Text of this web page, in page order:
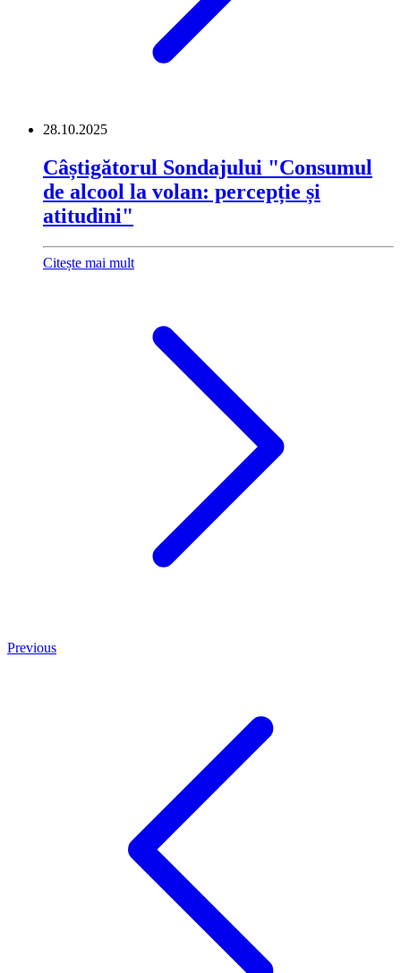
28.10.2025
Câștigătorul Sondajului "Consumul
de alcool la volan: percepție și
atitudini"
Citește mai mult
Previous